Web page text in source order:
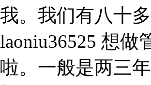
我。我们有八十
laoniu36525 想做
啦。一般是两三